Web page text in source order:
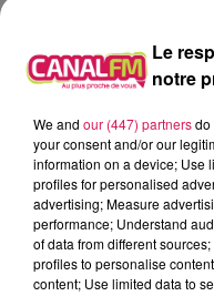
12h00 - 22h00
Les hits de Canal FM
13h04
13h04
Le
notre
We and our (447) partnersdo
your consent and/or our
information on a device; Use
profiles for personalised
advertising; Measure
performance; Understand
of data from different
profiles to personalise
content; Use limited data to